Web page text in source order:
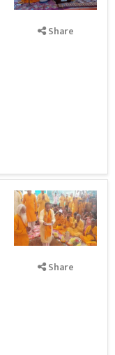
Share
Share